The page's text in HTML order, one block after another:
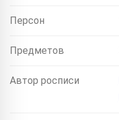
Персон
Предметов
Автор росписи